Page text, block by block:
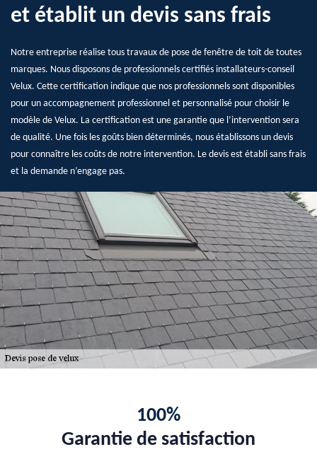
et établit un devis sans frais
Notre entreprise réalise tous travaux de pose de fenêtre de toit de toutes
marques. Nous disposons de professionnels certifiés installateurs-conseil
Velux. Cette certification indique que nos professionnels sont disponibles
pour un accompagnement professionnel et personnalisé pour choisir le
modèle de Velux. La certification est une garantie que l’intervention sera
de qualité. Une fois les goûts bien déterminés, nous établissons un devis
pour connaître les coûts de notre intervention. Le devis est établi sans frais
et la demande n’engage pas.
100%
Garantie de satisfaction